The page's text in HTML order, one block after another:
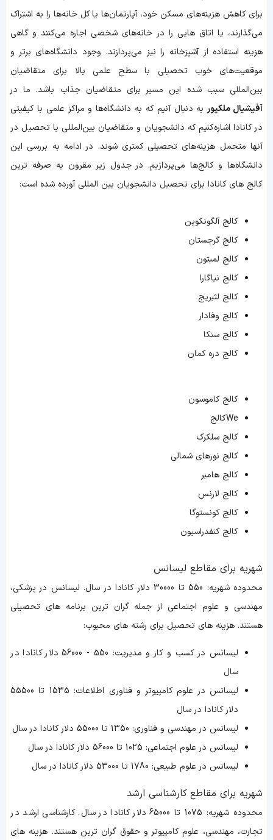
برای کاهش هزینه‌های مسکن خود، آپارتمان‌ها یا کل خانه‌ها را به اشتراک
می‌گذارند، یا اتاق ‌هایی را در خانه‌های شخصی اجاره می‌کنند و گاهی
هزینه استفاده از آشپزخانه را نیز می‌پردازند. وجود دانشگاه‌های برتر و
موقعیت‌های خوب تحصیلی با سطح علمی بالا برای متقاضیان
بین‌المللی سبب شده این مسیر برای متقاضیان جذاب باشد. ما در
آفیشیال ملکپوربه دنبال آنیم که به دانشگاه‌ها و مراکز علمی با کیفیتی
در کانادا اشاره‌کنیم که دانشجویان و متقاضیان بین‌المللی با تحصیل در
آنها متحمل هزینه‌های تحصیلی کمتری شوند. در ادامه به بررسی این
دانشگاه‌ها و کالج‌ها می‌پردازیم. در جدول زیر مقرون به صرفه ترین
کالج های کانادا برای تحصیل دانشجویان بین المللی آورده شده است:
کالج آلگونکوین
کالج گرجستان
کالج لمبتون
کالج نیاگارا
کالج لثبریج
کالج وفادار
کالج سنکا
کالج دره کمان
کالج کاموسون
Weکالج
کالج سلکرک
کالج نورهای شمالی
کالج هامبر
کالج لارنس
کالج کونستوگا
کالج کنفدراسیون
شهریه برای مقاطع لیسانس
محدوده شهریه: 550 تا 30000 دلار کانادا در سال. لیسانس در پزشکی،
مهندسی و علوم اجتماعی از جمله گران ترین برنامه های تحصیلی
هستند. هزینه های تحصیل برای رشته های محبوب:
لیسانس در کسب و کار و مدیریت: 550 - 56000 دلار کانادا در
سال
لیسانس در علوم کامپیوتر و فناوری اطلاعات: 1535 تا 55500
دلار کانادا در سال
لیسانس در مهندسی و فناوری: 1350 تا 55000 دلار کانادا در سال
لیسانس در علوم اجتماعی: 1025 تا 56000 دلار کانادا در سال
لیسانس در علوم طبیعی: 1780 تا 53000 دلار کانادا در سال
شهریه برای مقاطع کارشناسی ارشد
محدوده شهریه: 1075 تا 65000 دلار کانادا در سال. کارشناسی ارشد در
تجارت، مهندسی، علوم کامپیوتر و حقوق گران ترین هستند. هزینه های